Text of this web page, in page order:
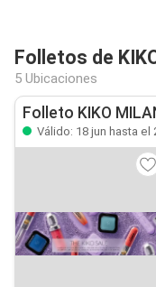
Folletos de
5 Ubicaciones
Folleto KIKO
Válido: 18 jun hasta el